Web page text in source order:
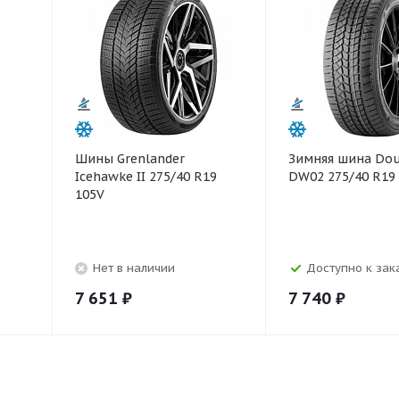
Шины Grenlander
Icehawke II 275/40 R19
105V
Нет в наличии
7 651 ₽
Зимняя шина
DW02 275/40 R19
Доступно к
7 740 ₽